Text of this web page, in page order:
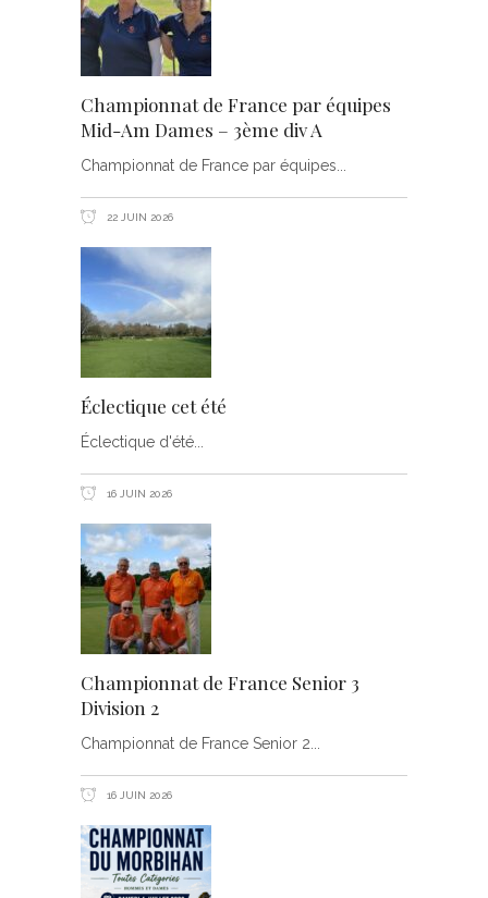
Championnat de France par équipes
Mid-Am Dames – 3ème div A
Championnat de France par équipes
22 JUIN 2026
Éclectique cet été
Éclectique d'été
16 JUIN 2026
Championnat de France Senior 3
Division 2
Championnat de France Senior 2
16 JUIN 2026